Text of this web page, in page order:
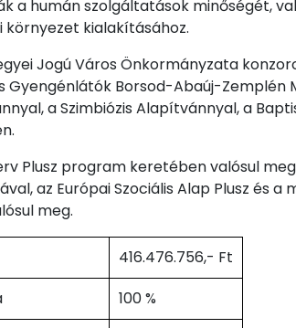
a humán szolgáltatások minőségét,
környezet kialakításához.
Jogú Város Önkormányzata
Gyengénlátók Borsod-Abaúj-Zemplén
a Szimbiózis Alapítvánnyal, a
Plusz program keretében valósul
az Európai Szociális Alap Plusz és a
meg.
416.476.756,- Ft
100 %